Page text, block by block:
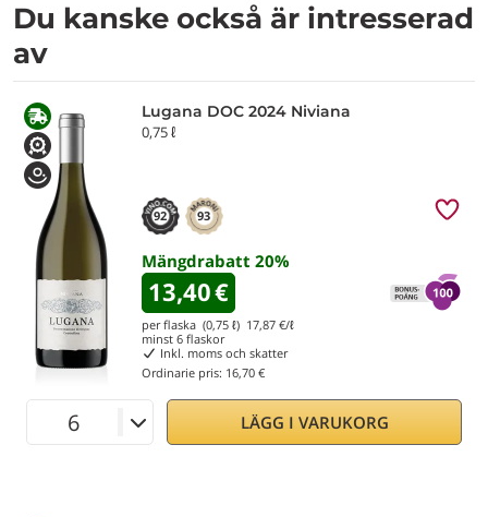
Du kanske också är intresserad
av
Lugana DOC 2024 Niviana
0,75 ℓ
92 93
Mängdrabatt 20%
13,40€
per flaska (0,75 ℓ) 17,87 €/ℓ
minst 6 flaskor
Inkl. moms och skatter
Ordinarie pris: 16,70 €
LÄGG I VARUKORG